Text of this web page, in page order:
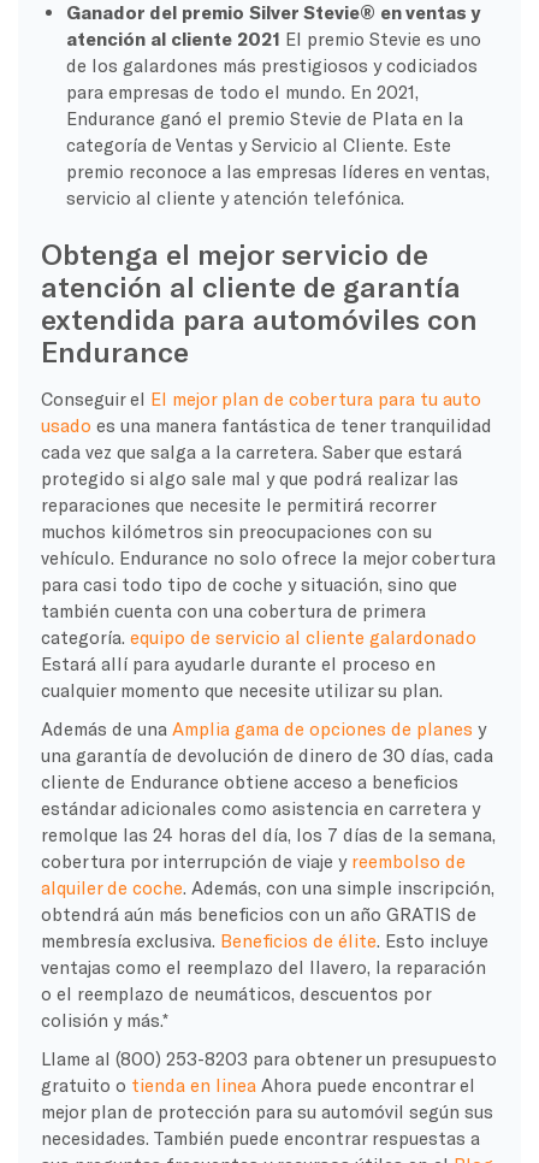
Ganador del premio Silver Stevie® en ventas y
atención al cliente 2021 El premio Stevie es uno
de los galardones más prestigiosos y codiciados
para empresas de todo el mundo. En 2021,
Endurance ganó el premio Stevie de Plata en la
categoría de Ventas y Servicio al Cliente. Este
premio reconoce a las empresas líderes en ventas,
servicio al cliente y atención telefónica.
Obtenga el mejor servicio de
atención al cliente de garantía
extendida para automóviles con
Endurance
Conseguir el El mejor plan de cobertura para tu auto
usado es una manera fantástica de tener tranquilidad
cada vez que salga a la carretera. Saber que estará
protegido si algo sale mal y que podrá realizar las
reparaciones que necesite le permitirá recorrer
muchos kilómetros sin preocupaciones con su
vehículo. Endurance no solo ofrece la mejor cobertura
para casi todo tipo de coche y situación, sino que
también cuenta con una cobertura de primera
categoría. equipo de servicio al cliente galardonado
Estará allí para ayudarle durante el proceso en
cualquier momento que necesite utilizar su plan.
Además de una Amplia gama de opciones de planes y
una garantía de devolución de dinero de 30 días, cada
cliente de Endurance obtiene acceso a beneficios
estándar adicionales como asistencia en carretera y
remolque las 24 horas del día, los 7 días de la semana,
cobertura por interrupción de viaje y reembolso de
alquiler de coche. Además, con una simple inscripción,
obtendrá aún más beneficios con un año GRATIS de
membresía exclusiva. Beneficios de élite. Esto incluye
ventajas como el reemplazo del llavero, la reparación
o el reemplazo de neumáticos, descuentos por
colisión y más.*
Llame al (800) 253-8203 para obtener un presupuesto
gratuito o tienda en lineaAhora puede encontrar el
mejor plan de protección para su automóvil según sus
necesidades. También puede encontrar respuestas a